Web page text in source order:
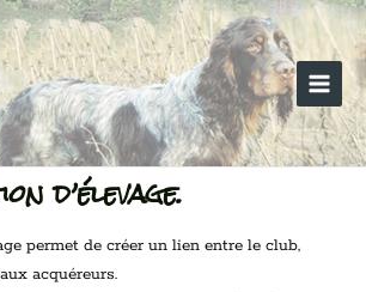
Main
Menu
d’élevage.
permet de créer un lien entre le club,
acquéreurs.